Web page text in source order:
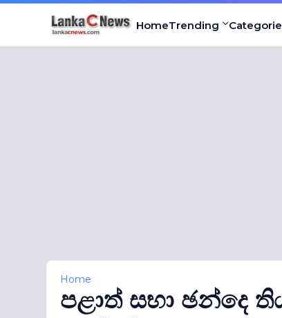
HomeTrending
Home
පළාත් සභා ඡන්දෙ